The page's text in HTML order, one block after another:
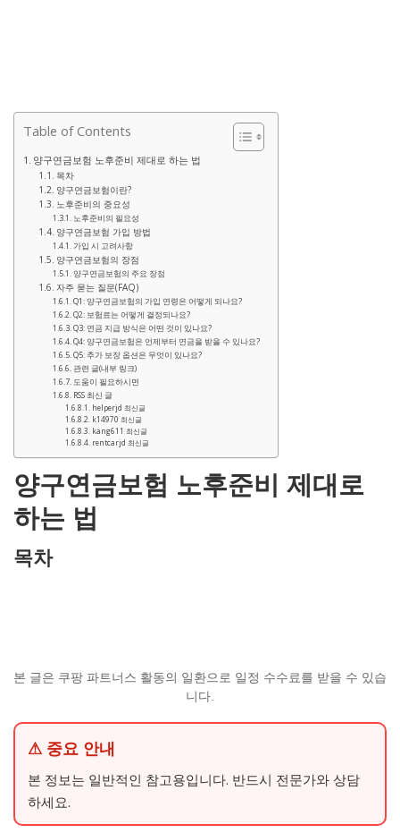
Table of Contents
양구연금보험 노후준비 제대로 하는 법
목차
양구연금보험이란?
노후준비의 중요성
노후준비의 필요성
양구연금보험 가입 방법
가입 시 고려사항
양구연금보험의 장점
양구연금보험의 주요 장점
자주 묻는 질문(FAQ)
Q1: 양구연금보험의 가입 연령은 어떻게 되나요?
Q2: 보험료는 어떻게 결정되나요?
Q3: 연금 지급 방식은 어떤 것이 있나요?
Q4: 양구연금보험은 언제부터 연금을 받을 수 있나요?
Q5: 추가 보장 옵션은 무엇이 있나요?
관련 글(내부 링크)
도움이 필요하시면
RSS 최신 글
helperjd 최신글
k14970 최신글
kang611 최신글
rentcarjd 최신글
양구연금보험 노후준비 제대로
하는 법
목차
본 글은 쿠팡 파트너스 활동의 일환으로 일정 수수료를 받을 수 있습
니다.
⚠ 중요 안내
본 정보는 일반적인 참고용입니다. 반드시 전문가와 상담
하세요.